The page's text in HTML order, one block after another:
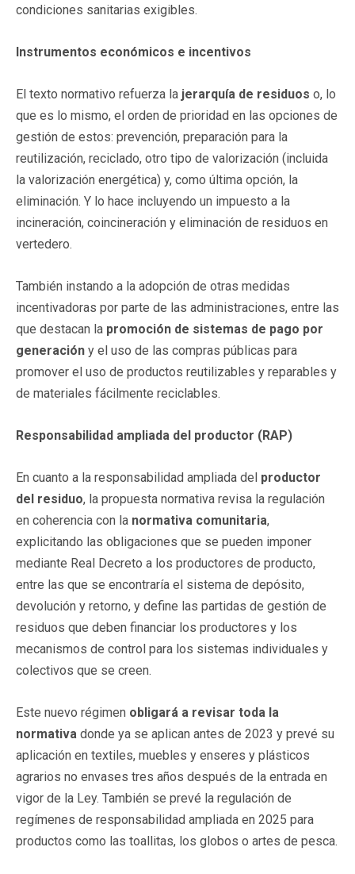
condiciones sanitarias exigibles.
Instrumentos económicos e incentivos
El texto normativo refuerza la jerarquía de residuos o, lo
que es lo mismo, el orden de prioridad en las opciones de
gestión de estos: prevención, preparación para la
reutilización, reciclado, otro tipo de valorización (incluida
la valorización energética) y, como última opción, la
eliminación. Y lo hace incluyendo un impuesto a la
incineración, coincineración y eliminación de residuos en
vertedero.
También instando a la adopción de otras medidas
incentivadoras por parte de las administraciones, entre las
que destacan la promoción de sistemas de pago por
generación y el uso de las compras públicas para
promover el uso de productos reutilizables y reparables y
de materiales fácilmente reciclables.
Responsabilidad ampliada del productor (RAP)
En cuanto a la responsabilidad ampliada del productor
del residuo, la propuesta normativa revisa la regulación
en coherencia con la normativa comunitaria,
explicitando las obligaciones que se pueden imponer
mediante Real Decreto a los productores de producto,
entre las que se encontraría el sistema de depósito,
devolución y retorno, y define las partidas de gestión de
residuos que deben financiar los productores y los
mecanismos de control para los sistemas individuales y
colectivos que se creen.
Este nuevo régimen obligará a revisar toda la
normativa donde ya se aplican antes de 2023 y prevé su
aplicación en textiles, muebles y enseres y plásticos
agrarios no envases tres años después de la entrada en
vigor de la Ley. También se prevé la regulación de
regímenes de responsabilidad ampliada en 2025 para
productos como las toallitas, los globos o artes de pesca.